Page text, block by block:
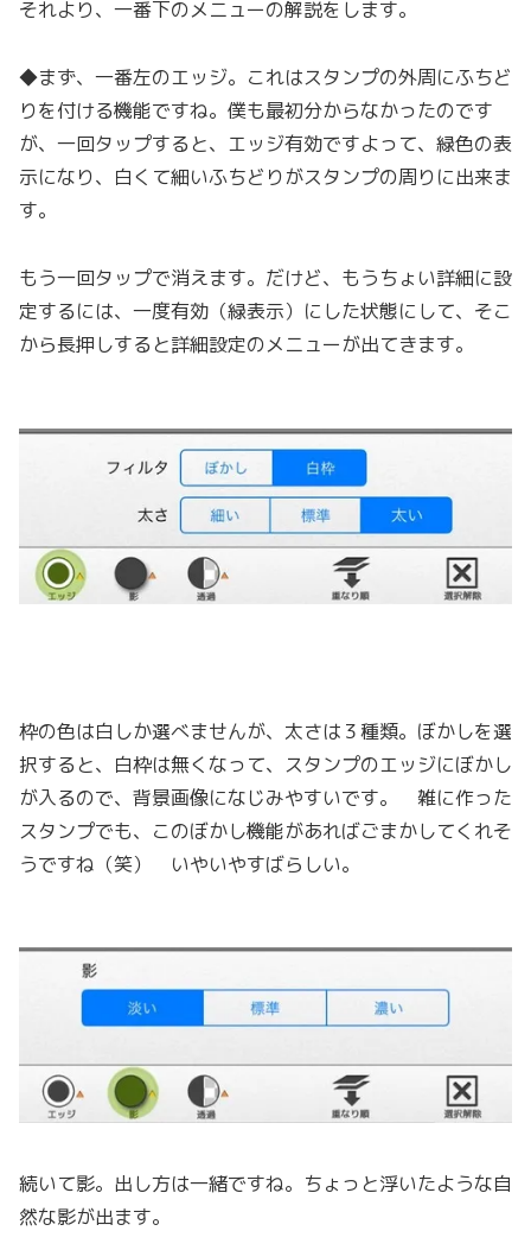
それより、一番下のメニューの解説をします。
◆まず、一番左のエッジ。これはスタンプの外周にふちど
りを付ける機能ですね。僕も最初分からなかったのです
が、一回タップすると、エッジ有効ですよって、緑色の表
示になり、白くて細いふちどりがスタンプの周りに出来ま
す。
もう一回タップで消えます。だけど、もうちょい詳細に設
定するには、一度有効（緑表示）にした状態にして、そこ
から長押しすると詳細設定のメニューが出てきます。
枠の色は白しか選べませんが、太さは３種類。ぼかしを選
択すると、白枠は無くなって、スタンプのエッジにぼかし
が入るので、背景画像になじみやすいです。 雑に作った
スタンプでも、このぼかし機能があればごまかしてくれそ
うですね（笑） いやいやすばらしい。
続いて影。出し方は一緒ですね。ちょっと浮いたような自
然な影が出ます。